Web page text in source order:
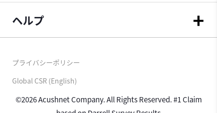
ヘルプ
©2026 Acushnet Company. All Rights Reserved. #1 Claim
プライバシーポリシー
Global CSR (English)